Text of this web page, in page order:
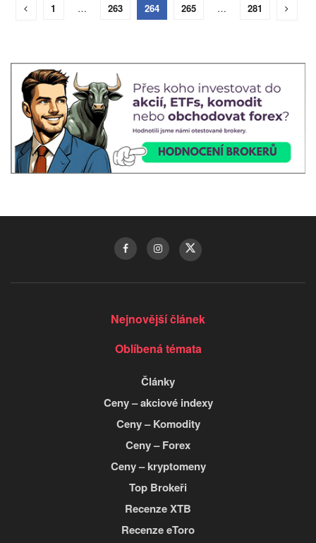
1 … 263 264 265 … 281
Nejnovější článek
Oblíbená témata
Články
Ceny – akciové indexy
Ceny – Komodity
Ceny – Forex
Ceny – kryptomeny
Top Brokeři
Recenze XTB
Recenze eToro